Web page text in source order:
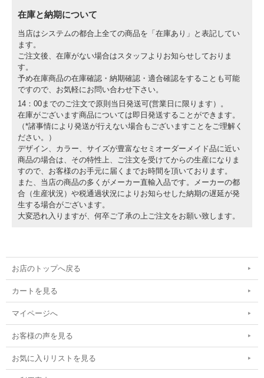
在庫と納期について
当店はシステムの都合上全ての商品を「在庫あり」と表記してい
ます。
ご注文後、在庫がない場合はスタッフよりお知らせしておりま
す。
予め在庫商品の在庫確認・納期確認・適合確認をすることも可能
ですので、お気軽にお問い合わせ下さい。
14：00までのご注文で原則当日発送可(営業日に限ります）。
在庫がございます商品については即日発送することができます。
（*諸事情により発送が行えない場合もございますことをご理解く
ださい。）
デザイン、カラー、サイズが豊富なセミオーダーメイド品に近い
商品の場合は、その特性上、ご注文を受けてからの生産になりま
すので、お客様のお手元に届くまでお時間を頂いております。
また、当店の商品の多くがメーカー直輸入品です。メーカーの都
合（生産状況）や税通過状況によりお知らせした納期の遅延が発
生する場合がございます。
大変恐れ入りますが、何卒ご了承の上ご注文をお願い致します。
お店のトップへ戻る
カートを見る
マイページへ
お客様の声を見る
お気に入りリストを見る